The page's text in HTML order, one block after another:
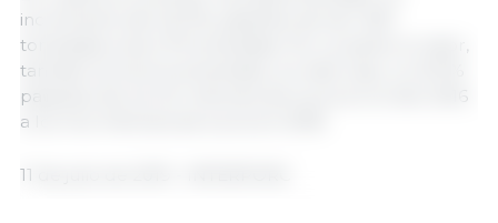
incremento del 45,7%, pasando de las 1.450
toneladas a las 2.113 toneladas. Por su parte, el valor,
también se ha incrementado, en este caso, un 16,7%
pasando de los 12,1 millones de euros en el año 2016
a los 14,2 millones de euros en 2018.
11 de julio de 2019 - INTERPORC